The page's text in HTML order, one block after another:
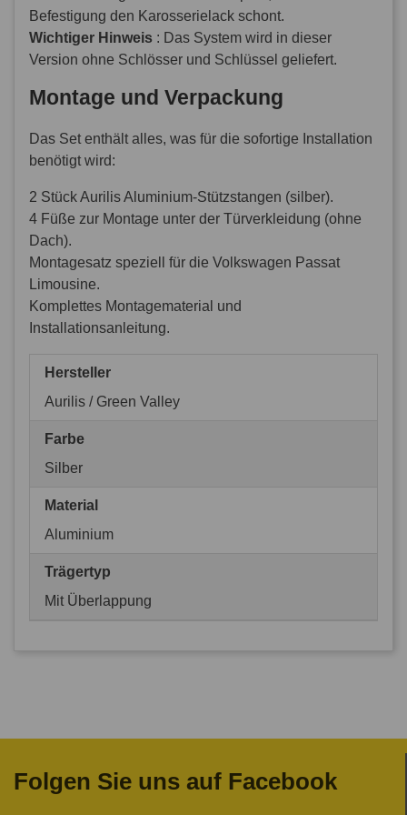
Befestigung den Karosserielack schont.
Wichtiger Hinweis : Das System wird in dieser
Version ohne Schlösser und Schlüssel geliefert.
Montage und Verpackung
Das Set enthält alles, was für die sofortige Installation
benötigt wird:
2 Stück Aurilis Aluminium-Stützstangen (silber).
4 Füße zur Montage unter der Türverkleidung (ohne
Dach).
Montagesatz speziell für die Volkswagen Passat
Limousine.
Komplettes Montagematerial und
Installationsanleitung.
Hersteller
Aurilis / Green Valley
Farbe
Silber
Material
Aluminium
Trägertyp
Mit Überlappung
Folgen Sie uns auf Facebook